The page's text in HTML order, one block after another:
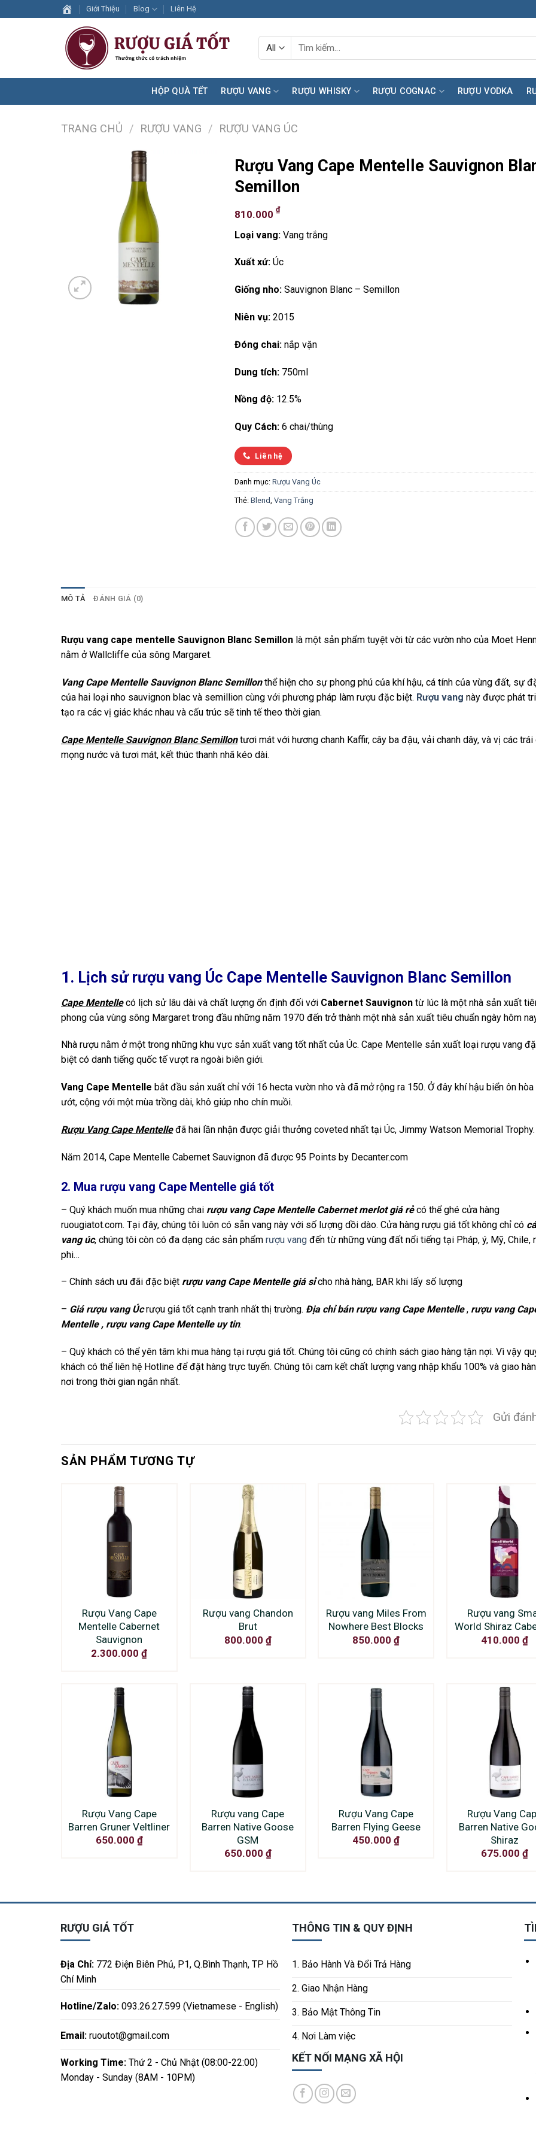
to
Giới Thiệu Blog Liên Hệ
Tìm
HỘP QUÀ TẾT RƯỢU VANG RƯỢU WHISKY RƯỢU COGNAC RƯỢU VODKA
TRANG CHỦ / RƯỢU VANG / RƯỢU VANG ÚC
Rượu Vang Cape Mentelle Sauvignon
Semillon
810.000 ₫
Loại vang:Vang trắng
Xuất xứ:Úc
Giống nho:Sauvignon Blanc – Semillon
Niên vụ:2015
Đóng chai:nắp vặn
Dung tích:750ml
Nồng độ:12.5%
Quy Cách:6 chai/thùng
Liên hệ
Danh mục: Rượu Vang Úc
Thẻ: Blend, Vang Trắng
MÔ TẢ ĐÁNH GIÁ (0)
Rượu vang cape mentelle Sauvignon Blanc Semillon là một sản phẩm tuyệt vời từ các vườn nho của Moet
nằm ở Wallcliffe của sông Margaret.
Vang Cape Mentelle Sauvignon Blanc Semillonthể hiện cho sự phong phú của khí hậu, cá tính của vùng đất, sự
của hai loại nho sauvignon blac và semillion cùng với phương pháp làm rượu đặc biệt. Rượu vang này được phát
tạo ra các vị giác khác nhau và cấu trúc sẽ tinh tế theo thời gian.
Cape Mentelle Sauvignon Blanc Semillontươi mát với hương chanh Kaffir, cây ba đậu, vải chanh dây, và vị các trái
mọng nước và tươi mát, kết thúc thanh nhã kéo dài.
1. Lịch sử rượu vang Úc Cape Mentelle Sauvignon Blanc Semillon
Cape Mentellecó lịch sử lâu dài và chất lượng ổn định đối với Cabernet Sauvignon từ lúc là một nhà sản xuất
phong của vùng sông Margaret trong đầu những năm 1970 đến trở thành một nhà sản xuất tiêu chuẩn ngày hôm
Nhà rượu nằm ở một trong những khu vực sản xuất vang tốt nhất của Úc. Cape Mentelle sản xuất loại rượu vang
biệt có danh tiếng quốc tế vượt ra ngoài biên giới.
Vang Cape Mentelle bắt đầu sản xuất chỉ với 16 hecta vườn nho và đã mở rộng ra 150. Ở đây khí hậu biển ôn hòa
ướt, cộng với một mùa trồng dài, khô giúp nho chín muồi.
Rượu Vang Cape Mentelleđã hai lần nhận được giải thưởng coveted nhất tại Úc, Jimmy Watson Memorial Trophy.
Năm 2014, Cape Mentelle Cabernet Sauvignon đã được 95 Points by Decanter.com
2. Mua rượu vang Cape Mentelle giá tốt
– Quý khách muốn mua những chai rượu vang Cape Mentelle Cabernet merlot giá rẻcó thể ghé cửa hàng
ruougiatot.com. Tại đây, chúng tôi luôn có sẵn vang này với số lượng dồi dào. Cửa hàng rượu giá tốt không chỉ có
vang úc, chúng tôi còn có đa dạng các sản phẩm rượu vang đến từ những vùng đất nổi tiếng tại Pháp, ý, Mỹ, Chile,
phi…
– Chính sách ưu đãi đặc biệt rượu vang Cape Mentelle giá sỉcho nhà hàng, BAR khi lấy số lượng
– Giá rượu vang Úcrượu giá tốt cạnh tranh nhất thị trường. Địa chỉ bán rượu vang Cape Mentelle, rượu vang
Mentelle , rượu vang Cape Mentelle uy tin.
– Quý khách có thể yên tâm khi mua hàng tại rượu giá tốt. Chúng tôi cũng có chính sách giao hàng tận nợi. Vì vậy
khách có thể liên hệ Hotline để đặt hàng trực tuyến. Chúng tôi cam kết chất lượng vang nhập khẩu 100% và giao
nơi trong thời gian ngắn nhất.
Gửi
SẢN PHẨM TƯƠNG TỰ
Rượu Vang Cape
Mentelle Cabernet
Sauvignon
2.300.000₫
Rượu vang Chandon
Brut
800.000 ₫
Rượu vang Miles From
Nowhere Best Blocks
850.000₫
Rượu vang
World Shiraz
410.000₫
Rượu Vang Cape
Barren Gruner Veltliner
650.000 ₫
Rượu vang Cape
Barren Native Goose
GSM
650.000 ₫
Rượu Vang Cape
Barren Flying Geese
450.000₫
Rượu Vang
Barren Native
Shiraz
675.000₫
RƯỢU GIÁ TỐT
Địa Chỉ:772 Điện Biên Phủ, P1, Q.Bình Thạnh, TP Hồ
Chí Minh
Hotline/Zalo:093.26.27.599 (Vietnamese - English)
Email: ruoutot@gmail.com
Working Time:Thứ 2 - Chủ Nhật (08:00-22:00)
Monday - Sunday (8AM - 10PM)
THÔNG TIN & QUY ĐỊNH
1. Bảo Hành Và Đổi Trả Hàng
2. Giao Nhận Hàng
3. Bảo Mật Thông Tin
4. Nơi Làm việc
KẾT NỐI MẠNG XÃ HỘI